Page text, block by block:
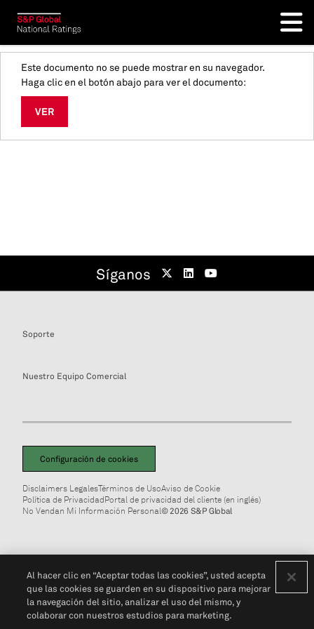
Este documento no se puede mostrar en su navegador.
Haga clic en el botón abajo para ver el documento:
VER
Síganos
Soporte
Nuestro Equipo Comercial
Configuración de cookies
Disclaimers LegalesTérminos de UsoAviso de Cookie
Política de PrivacidadPortal de privacidad del cliente (en inglés)
No Vendan Mi Información Personal© 2026 S&P Global
Al hacer clic en “Aceptar todas las cookies”, usted acepta
que las cookies se guarden en su dispositivo para mejorar
la navegación del sitio, analizar el uso del mismo, y
colaborar con nuestros estudios para marketing.